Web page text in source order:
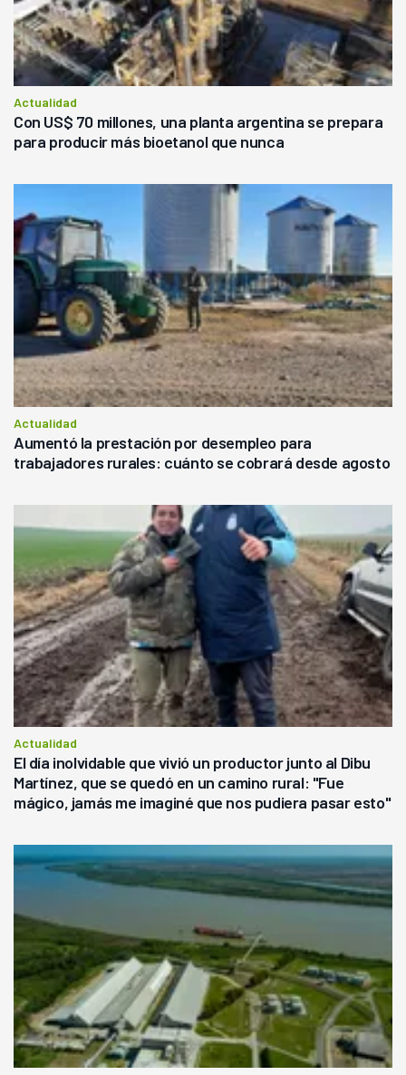
Actualidad
Con US$ 70 millones, una planta argentina se prepara
para producir más bioetanol que nunca
Actualidad
Aumentó la prestación por desempleo para
trabajadores rurales: cuánto se cobrará desde agosto
Actualidad
El día inolvidable que vivió un productor junto al Dibu
Martínez, que se quedó en un camino rural: "Fue
mágico, jamás me imaginé que nos pudiera pasar esto"